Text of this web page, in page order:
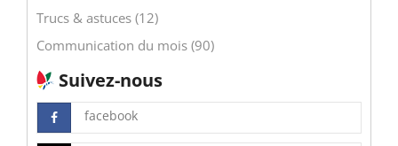
Trucs & astuces (12)
Communication du mois (90)
Suivez-nous
facebook